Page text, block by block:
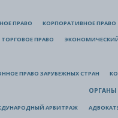
ПРАВО КОРПОРАТИВНОЕ ПРАВО
ТОРГОВОЕ ПРАВО
ПРАВО ЗАРУБЕЖНЫХ СТРАН
АРБИТРАЖ